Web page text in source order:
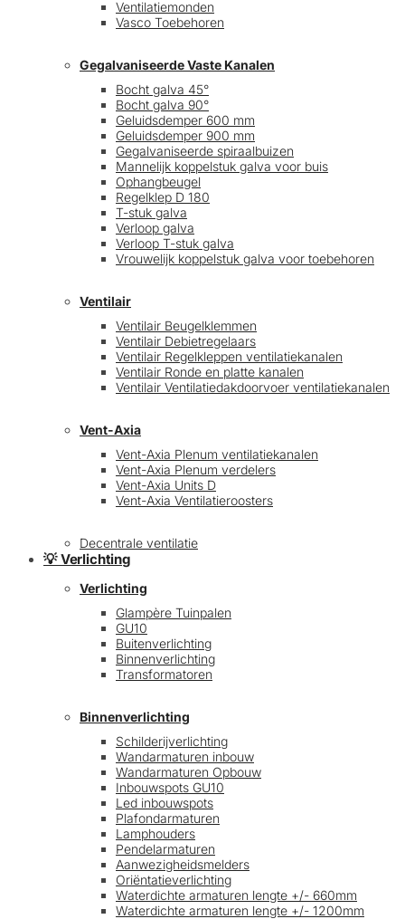
Ventilatiemonden
Vasco Toebehoren
Gegalvaniseerde Vaste Kanalen
Bocht galva 45°
Bocht galva 90°
Geluidsdemper 600 mm
Geluidsdemper 900 mm
Gegalvaniseerde spiraalbuizen
Mannelijk koppelstuk galva voor buis
Ophangbeugel
Regelklep D 180
T-stuk galva
Verloop galva
Verloop T-stuk galva
Vrouwelijk koppelstuk galva voor toebehoren
Ventilair
Ventilair Beugelklemmen
Ventilair Debietregelaars
Ventilair Regelkleppen ventilatiekanalen
Ventilair Ronde en platte kanalen
Ventilair Ventilatiedakdoorvoer ventilatiekanalen
Vent-Axia
Vent-Axia Plenum ventilatiekanalen
Vent-Axia Plenum verdelers
Vent-Axia Units D
Vent-Axia Ventilatieroosters
Decentrale ventilatie
💡 Verlichting
Verlichting
Glampère Tuinpalen
GU10
Buitenverlichting
Binnenverlichting
Transformatoren
Binnenverlichting
Schilderijverlichting
Wandarmaturen inbouw
Wandarmaturen Opbouw
Inbouwspots GU10
Led inbouwspots
Plafondarmaturen
Lamphouders
Pendelarmaturen
Aanwezigheidsmelders
Oriëntatieverlichting
Waterdichte armaturen lengte +/- 660mm
Waterdichte armaturen lengte +/- 1200mm